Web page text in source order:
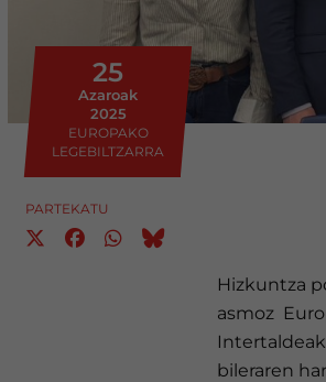
25
Azaroak
2025
EUROPAKO
LEGEBILTZARRA
PARTEKATU
Hizkuntza
asmoz
bileraren